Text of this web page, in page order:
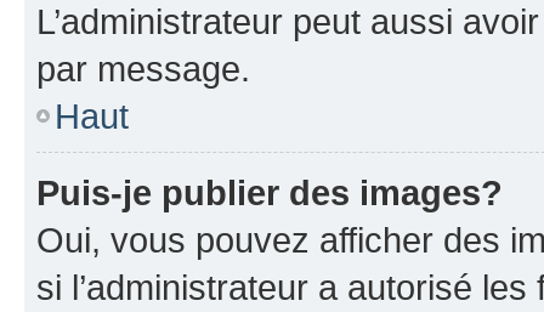
L’administrateur peut aussi
par message.
Haut
Puis-je publier des images?
Oui, vous pouvez afficher des
si l’administrateur a autorisé